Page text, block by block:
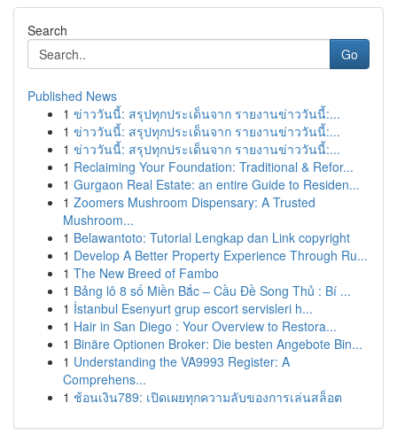
Search
Go
Published News
1 ข่าววันนี้: สรุปทุกประเด็นจาก รายงานข่าววันนี้:...
1 ข่าววันนี้: สรุปทุกประเด็นจาก รายงานข่าววันนี้:...
1 ข่าววันนี้: สรุปทุกประเด็นจาก รายงานข่าววันนี้:...
1 Reclaiming Your Foundation: Traditional & Refor...
1 Gurgaon Real Estate: an entire Guide to Residen...
1 Zoomers Mushroom Dispensary: A Trusted
Mushroom...
1 Belawantoto: Tutorial Lengkap dan Link copyright
1 Develop A Better Property Experience Through Ru...
1 The New Breed of Fambo
1 Bảng lô 8 số Miền Bắc – Cầu Đề Song Thủ : Bí ...
1 İstanbul Esenyurt grup escort servisleri h...
1 Hair in San Diego : Your Overview to Restora...
1 Binäre Optionen Broker: Die besten Angebote Bin...
1 Understanding the VA9993 Register: A
Comprehens...
1 ช้อนเงิน789: เปิดเผยทุกความลับของการเล่นสล็อต